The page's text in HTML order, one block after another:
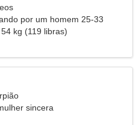
por um homem 25-33
kg (119 libras)
sincera